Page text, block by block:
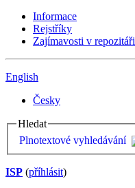
Informace
Rejstříky
Zajímavosti v repozitáři
English
Česky
Hledat
Plnotextové vyhledávání
ISP (příhlásit)